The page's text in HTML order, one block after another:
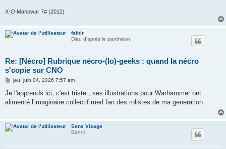
X-O Manowar 7# (2012)
fafnir
Dieu d'après le panthéon
Re: [Nécro] Rubrique nécro-(lo)-geeks : quand la nécro
s'copie sur CNO
M
s
a
jeu. juin 04, 2026 7:57 am
Je l'apprends ici, c'est triste ; ses illustrations pour Warhammer ont
alimenté l'imaginaire collectif med fan des rolistes de ma generation.
Sans Visage
Banni